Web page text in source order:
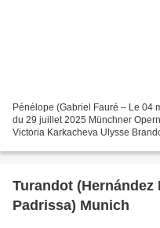
Pénélope (Gabriel Fauré – Le 04
du 29 juillet 2025 Münchner
Victoria Karkacheva Ulysse
Turandot
Padrissa) Munich